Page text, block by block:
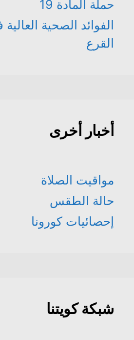
حملة المادة 19
الفوائد الصحية
القرع
أخبار أخرى
مواقيت الصلاة
حالة الطقس
إحصائيات كورونا
شبكة كويتنا